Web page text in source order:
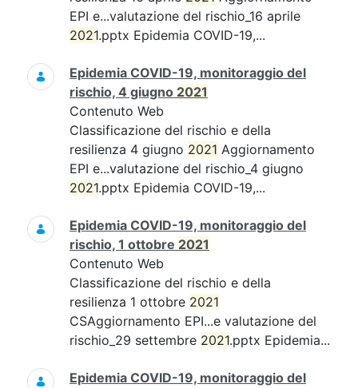
EPI e...valutazione del rischio_16 aprile
2021.pptx Epidemia COVID-19,...
Epidemia COVID-19, monitoraggio del
rischio, 4 giugno 2021
Contenuto Web
Classificazione del rischio e della
resilienza 4 giugno 2021 Aggiornamento
EPI e...valutazione del rischio_4 giugno
2021.pptx Epidemia COVID-19,...
Epidemia COVID-19, monitoraggio del
rischio, 1 ottobre 2021
Contenuto Web
Classificazione del rischio e della
resilienza 1 ottobre 2021
CSAggiornamento EPI...e valutazione del
rischio_29 settembre 2021.pptx Epidemia...
Epidemia COVID-19, monitoraggio del